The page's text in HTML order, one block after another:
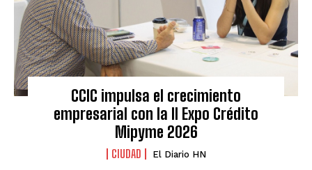
CCIC impulsa el crecimiento
empresarial con la II Expo Crédito
Mipyme 2026
CIUDAD El Diario HN